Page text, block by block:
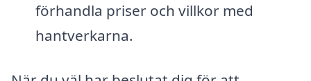
förhandla priser och villkor med
hantverkarna.